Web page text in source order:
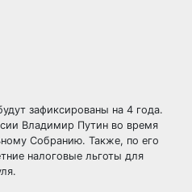
зафиксированы на 4 года.
Владимир Путин во время
Собранию. Также, по его
налоговые льготы для